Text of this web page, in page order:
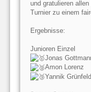
und gratulieren
Turnier zu einem
Ergebnisse:
Junioren Einzel
Jonas
Amon Lorenz
Yannik